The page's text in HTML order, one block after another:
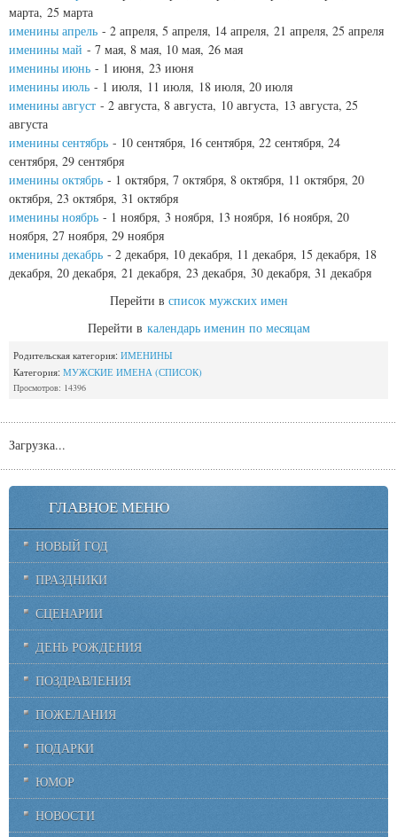
марта, 25 марта
именины апрель - 2 апреля, 5 апреля, 14 апреля, 21 апреля, 25 апреля
именины май - 7 мая, 8 мая, 10 мая, 26 мая
именины июнь - 1 июня, 23 июня
именины июль - 1 июля, 11 июля, 18 июля, 20 июля
именины август - 2 августа, 8 августа, 10 августа, 13 августа, 25
августа
именины сентябрь - 10 сентября, 16 сентября, 22 сентября, 24
сентября, 29 сентября
именины октябрь - 1 октября, 7 октября, 8 октября, 11 октября, 20
октября, 23 октября, 31 октября
именины ноябрь - 1 ноября, 3 ноября, 13 ноября, 16 ноября, 20
ноября, 27 ноября, 29 ноября
именины декабрь - 2 декабря, 10 декабря, 11 декабря, 15 декабря, 18
декабря, 20 декабря, 21 декабря, 23 декабря, 30 декабря, 31 декабря
Перейти в список мужских имен
Перейти в календарь именин по месяцам
Родительская категория: ИМЕНИНЫ
Категория: МУЖСКИЕ ИМЕНА (СПИСОК)
Просмотров: 14396
Загрузка...
ГЛАВНОЕ МЕНЮ
НОВЫЙ ГОД
ПРАЗДНИКИ
СЦЕНАРИИ
ДЕНЬ РОЖДЕНИЯ
ПОЗДРАВЛЕНИЯ
ПОЖЕЛАНИЯ
ПОДАРКИ
ЮМОР
НОВОСТИ